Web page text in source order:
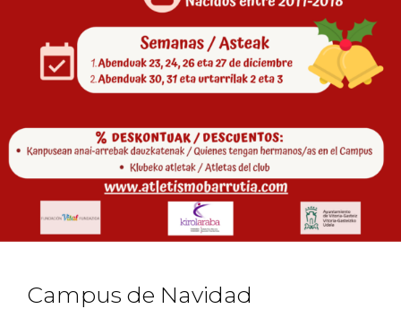
Campus de Navidad